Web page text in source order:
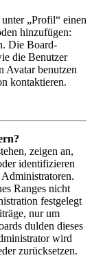
„Profil“ einen
hinzufügen:
Die Board-
die Benutzer
Avatar benutzen
kontaktieren.
zeigen an,
identifizieren
Ranges nicht
festgelegt
nur um
dulden dieses
wird
zurücksetzen.